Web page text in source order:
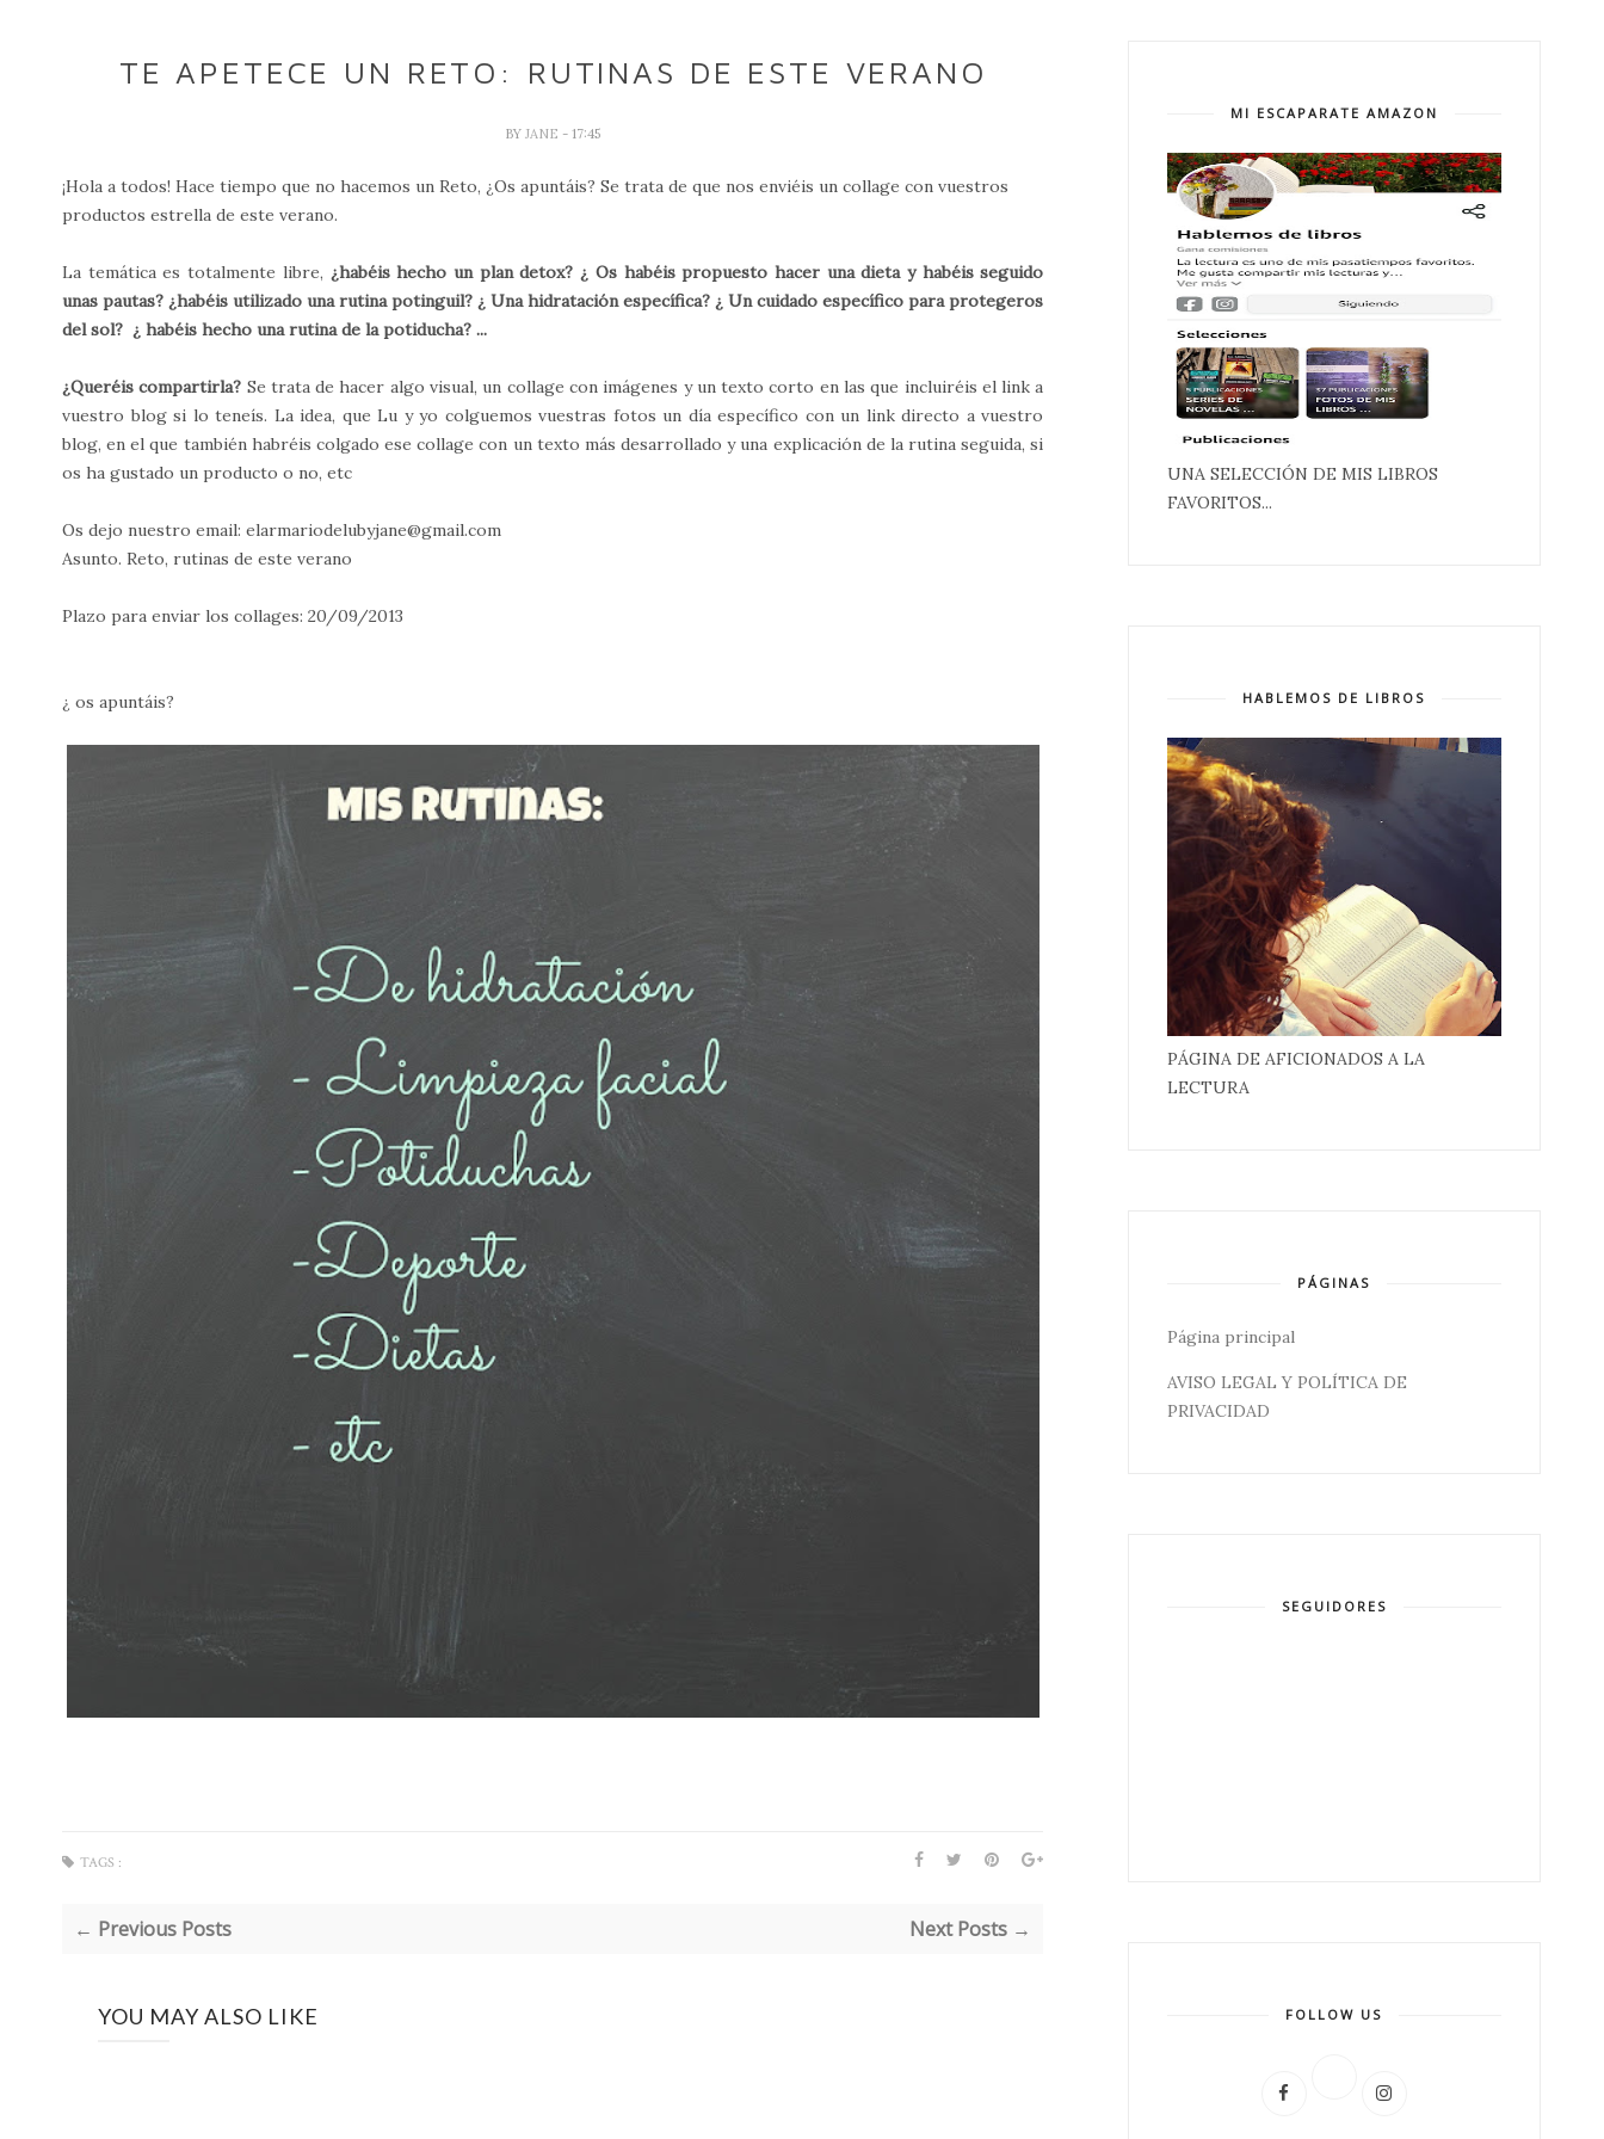
TE APETECE UN RETO: RUTINAS DE ESTE VERANO
BYJANE - 17:45
¡Hola a todos! Hace tiempo que no hacemos un Reto, ¿Os apuntáis? Se trata de que nos enviéis un collage con vuestros
productos estrella de este verano.
La temática es totalmente libre, ¿habéis hecho un plan detox? ¿ Os habéis propuesto hacer una dieta y habéis seguido
unas pautas? ¿habéis utilizado una rutina potinguil? ¿ Una hidratación específica? ¿ Un cuidado específico para protegeros
del sol? ¿ habéis hecho una rutina de la potiducha? ...
¿Queréis compartirla? Se trata de hacer algo visual, un collage con imágenes y un texto corto en las que incluiréis el link a
vuestro blog si lo teneís. La idea, que Lu y yo colguemos vuestras fotos un día específico con un link directo a vuestro
blog, en el que también habréis colgado ese collage con un texto más desarrollado y una explicación de la rutina seguida, si
os ha gustado un producto o no, etc
Os dejo nuestro email: elarmariodelubyjane@gmail.com
Asunto. Reto, rutinas de este verano
Plazo para enviar los collages: 20/09/2013
¿ os apuntáis?
TAGS :
← Previous Posts Next Posts →
YOU MAY ALSO LIKE
MI ESCAPARATE AMAZON
UNA SELECCIÓN DE MIS LIBROS
FAVORITOS...
HABLEMOS DE LIBROS
PÁGINA DE AFICIONADOS A LA
LECTURA
PÁGINAS
Página principal
AVISO LEGAL Y POLÍTICA DE
PRIVACIDAD
SEGUIDORES
FOLLOW US